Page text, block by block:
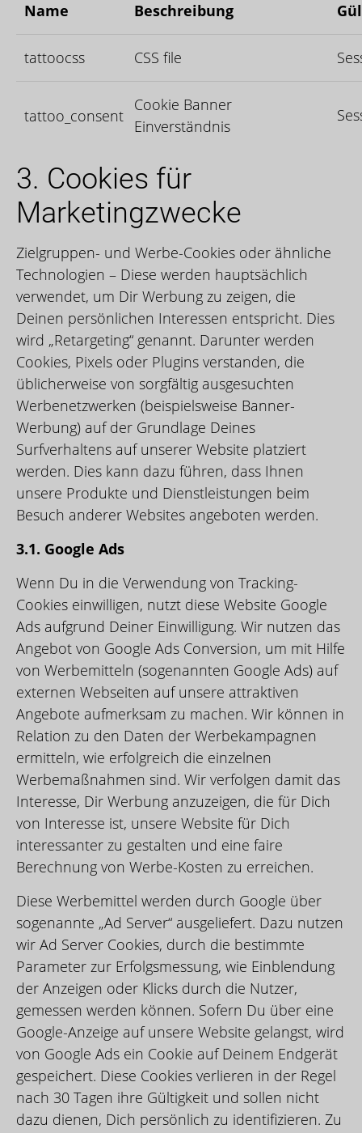
Name Beschreibung
tattoocss CSS file
tattoo_consent
Cookie Banner
Einverständnis
3. Cookies für
Marketingzwecke
Zielgruppen- und Werbe-Cookies oder ähnliche
Technologien – Diese werden hauptsächlich
verwendet, um Dir Werbung zu zeigen, die
Deinen persönlichen Interessen entspricht. Dies
wird „Retargeting“ genannt. Darunter werden
Cookies, Pixels oder Plugins verstanden, die
üblicherweise von sorgfältig ausgesuchten
Werbenetzwerken (beispielsweise Banner-
Werbung) auf der Grundlage Deines
Surfverhaltens auf unserer Website platziert
werden. Dies kann dazu führen, dass Ihnen
unsere Produkte und Dienstleistungen beim
Besuch anderer Websites angeboten werden.
3.1. Google Ads
Wenn Du in die Verwendung von Tracking-
Cookies einwilligen, nutzt diese Website Google
Ads aufgrund Deiner Einwilligung. Wir nutzen das
Angebot von Google Ads Conversion, um mit Hilfe
von Werbemitteln (sogenannten Google Ads) auf
externen Webseiten auf unsere attraktiven
Angebote aufmerksam zu machen. Wir können in
Relation zu den Daten der Werbekampagnen
ermitteln, wie erfolgreich die einzelnen
Werbemaßnahmen sind. Wir verfolgen damit das
Interesse, Dir Werbung anzuzeigen, die für Dich
von Interesse ist, unsere Website für Dich
interessanter zu gestalten und eine faire
Berechnung von Werbe-Kosten zu erreichen.
Diese Werbemittel werden durch Google über
sogenannte „Ad Server“ ausgeliefert. Dazu nutzen
wir Ad Server Cookies, durch die bestimmte
Parameter zur Erfolgsmessung, wie Einblendung
der Anzeigen oder Klicks durch die Nutzer,
gemessen werden können. Sofern Du über eine
Google-Anzeige auf unsere Website gelangst, wird
von Google Ads ein Cookie auf Deinem Endgerät
gespeichert. Diese Cookies verlieren in der Regel
nach 30 Tagen ihre Gültigkeit und sollen nicht
dazu dienen, Dich persönlich zu identifizieren. Zu